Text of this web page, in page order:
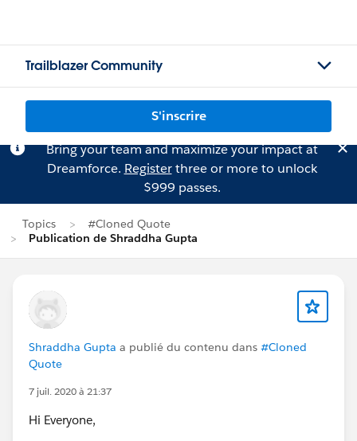
Trailblazer Community
S'inscrire
Bring your team and maximize your impact at
Dreamforce. Registerthree or more to unlock
$999 passes.
Topics
#Cloned Quote
Publication de Shraddha Gupta
Shraddha Gupta a publié du contenu dans #Cloned
Quote
7 juil. 2020 à 21:37
Hi Everyone,